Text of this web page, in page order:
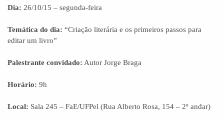
Dia: 26/10/15 – segunda-feira
Temática do dia: “Criação literária e os primeiros passos para
editar um livro”
Palestrante convidado: Autor Jorge Braga
Horário: 9h
Local: Sala 245 – FaE/UFPel (Rua Alberto Rosa, 154 – 2º andar)